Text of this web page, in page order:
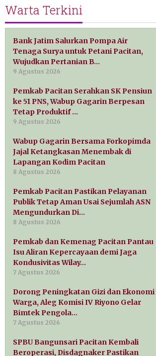
Warta Terkini
Bank Jatim Salurkan Pompa Air
Tenaga Surya untuk Petani Pacitan,
Wujudkan Pertanian B…
9 Agustus 2026
Pemkab Pacitan Serahkan SK Pensiun
ke 51 PNS, Wabup Gagarin Berpesan
Tetap Produktif …
9 Agustus 2026
Wabup Gagarin Bersama Forkopimda
Jajal Ketangkasan Menembak di
Lapangan Kodim Pacitan
8 Agustus 2026
Pemkab Pacitan Pastikan Pelayanan
Publik Tetap Aman Usai Sejumlah ASN
Mengundurkan Di…
8 Agustus 2026
Pemkab dan Kemenag Pacitan Pantau
Isu Aliran Kepercayaan demi Jaga
Kondusivitas Wilay…
7 Agustus 2026
Dorong Peningkatan Gizi dan Ekonomi
Warga, Aleg Komisi IV Riyono Gelar
Bimtek Pengola…
7 Agustus 2026
SPBU Bangunsari Pacitan Kembali
Beroperasi, Disdagnaker Pastikan